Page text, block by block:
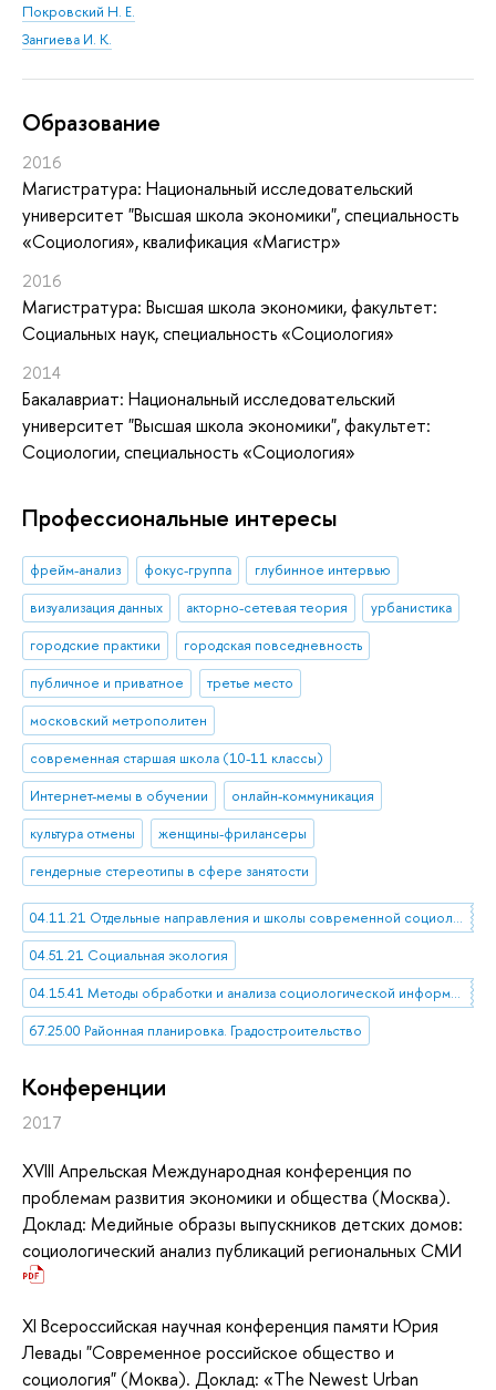
Покровский Н. Е.
Зангиева И. К.
Oбразование
2016
Магистратура: Национальный исследовательский
университет "Высшая школа экономики", специальность
«Социология», квалификация «Магистр»
2016
Магистратура: Высшая школа экономики, факультет:
Социальных наук, специальность «Социология»
2014
Бакалавриат: Национальный исследовательский
университет "Высшая школа экономики", факультет:
Социологии, специальность «Социология»
Профессиональные интересы
фрейм-анализ фокус-группа
глубинное интервью
визуализация данных
акторно-сетевая теория
урбанистика
городские практики
городская повседневность
публичное и приватное
третье место
московский метрополитен
современная старшая школа (10-11 классы)
Интернет-мемы в обучении
онлайн-коммуникация
культура отмены
женщины-фрилансеры
гендерные стереотипы в сфере занятости
04.11.21 Отдельные направления и школы современной социологии
04.51.21 Социальная экология
04.15.41 Методы обработки и анализа социологической информации
67.25.00 Районная планировка. Градостроительство
Конференции
2017
XVIII Апрельская Международная конференция по
проблемам развития экономики и общества (Москва).
Доклад: Медийные образы выпускников детских домов:
социологический анализ публикаций региональных СМИ
XI Всероссийская научная конференция памяти Юрия
Левады "Современное российское общество и
социология" (Моква). Доклад: «The Newest Urban